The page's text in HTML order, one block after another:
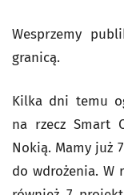
Wesprzemy
granicą.
Kilka dni temu
na rzecz Smart
Nokią. Mamy już
do wdrożenia. W